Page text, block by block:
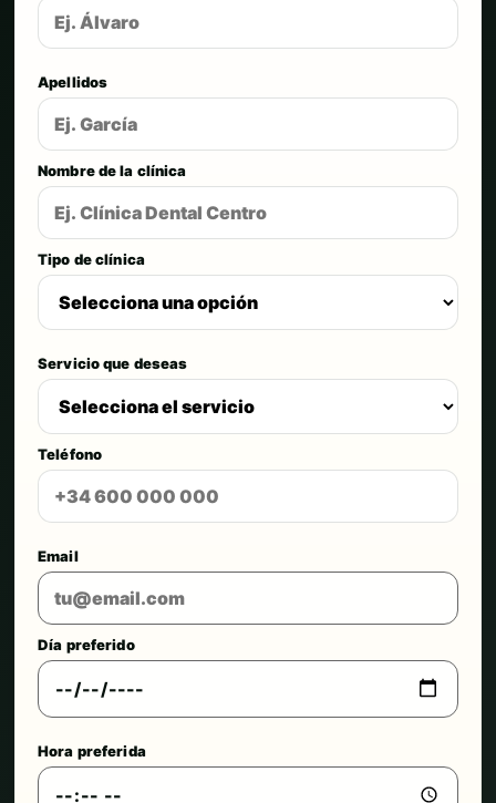
Apellidos
Nombre de la clínica
Tipo de clínica
Servicio que deseas
Teléfono
Email
Día preferido
Hora preferida